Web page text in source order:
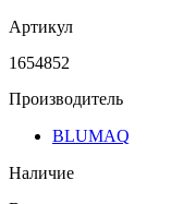
Артикул
1654852
Производитель
BLUMAQ
Наличие